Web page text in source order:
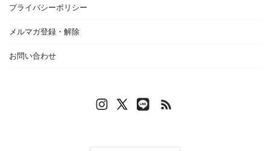
プライバシーポリシー
メルマガ登録・解除
お問い合わせ